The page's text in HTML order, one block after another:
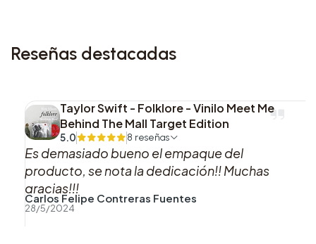
Reseñas destacadas
Taylor Swift - Folklore - Vinilo Meet Me
Behind The Mall Target Edition
5.0 8 reseñas
Es demasiado bueno el empaque del
producto, se nota la dedicación!! Muchas
gracias!!!
Carlos Felipe Contreras Fuentes
28/5/2024